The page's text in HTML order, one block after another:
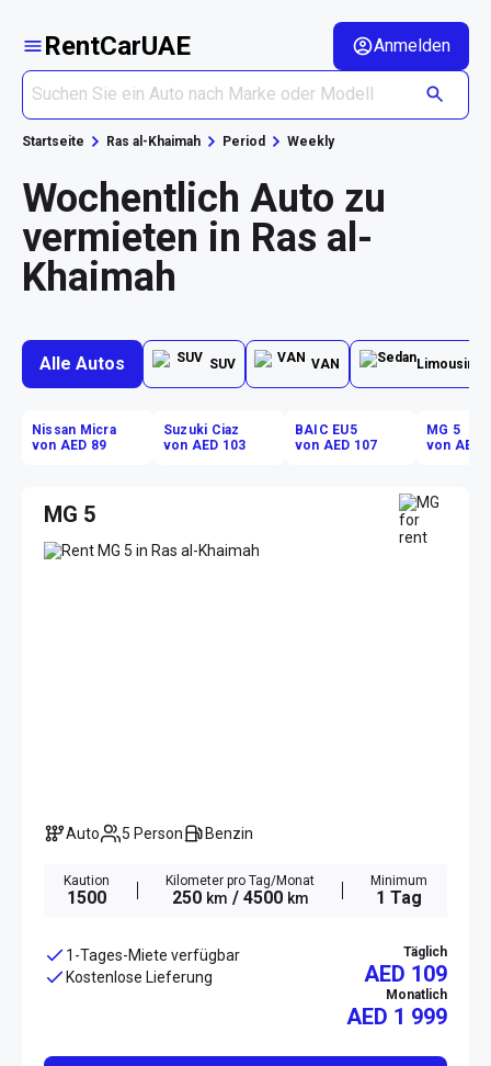
RentCarUAE Anmelden
Startseite Ras al-Khaimah Period Weekly
Wochentlich Auto zu
vermieten in Ras al-
Khaimah
Alle Autos SUV VAN Limousine
Nissan Micra
von AED 89
Suzuki Ciaz
von AED 103
BAIC EU5
von AED 107
MG 5
von AED
MG 5
Auto 5 Person Benzin
Kaution
1500
Kilometer pro Tag/Monat
250 km / 4500 km
Minimum
1 Tag
1-Tages-Miete verfügbar
Kostenlose Lieferung
Täglich
AED 109
Monatlich
AED 1 999